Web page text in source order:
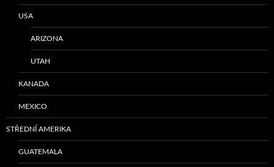
USA
ARIZONA
UTAH
KANADA
MEXICO
STŘEDNÍ AMERIKA
GUATEMALA